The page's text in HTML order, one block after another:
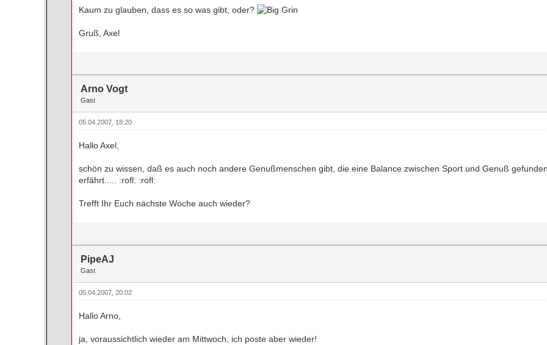
Kaum zu glauben, dass es so was gibt, oder?
Gruß, Axel
Arno Vogt
Gast
05.04.2007, 18:20
Hallo Axel,
schön zu wissen, daß es auch noch andere Genußmenschen gibt, die eine Balance zwischen Sport und Genuß
erfährt..... :rofl: :rofl:
Trefft Ihr Euch nächste Woche auch wieder?
PipeAJ
Gast
05.04.2007, 20:02
Hallo Arno,
ja, voraussichtlich wieder am Mittwoch, ich poste aber wieder!